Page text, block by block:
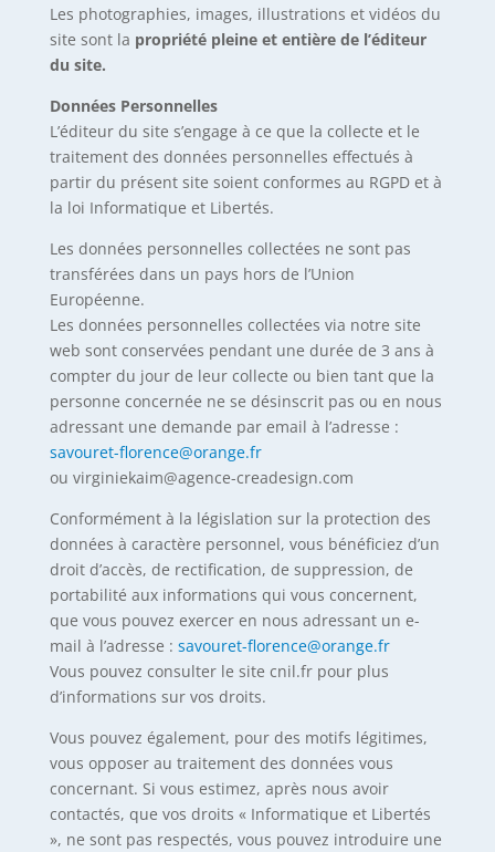
Les photographies, images, illustrations et vidéos du
site sont la propriété pleine et entière de l’éditeur
du site.
Données Personnelles
L’éditeur du site s’engage à ce que la collecte et le
traitement des données personnelles effectués à
partir du présent site soient conformes au RGPD et à
la loi Informatique et Libertés.
Les données personnelles collectées ne sont pas
transférées dans un pays hors de l’Union
Européenne.
Les données personnelles collectées via notre site
web sont conservées pendant une durée de 3 ans à
compter du jour de leur collecte ou bien tant que la
personne concernée ne se désinscrit pas ou en nous
adressant une demande par email à l’adresse :
savouret-florence@orange.fr
ou virginiekaim@agence-creadesign.com
Conformément à la législation sur la protection des
données à caractère personnel, vous bénéficiez d’un
droit d’accès, de rectification, de suppression, de
portabilité aux informations qui vous concernent,
que vous pouvez exercer en nous adressant un e-
mail à l’adresse : savouret-florence@orange.fr
Vous pouvez consulter le site cnil.fr pour plus
d’informations sur vos droits.
Vous pouvez également, pour des motifs légitimes,
vous opposer au traitement des données vous
concernant. Si vous estimez, après nous avoir
contactés, que vos droits « Informatique et Libertés
», ne sont pas respectés, vous pouvez introduire une